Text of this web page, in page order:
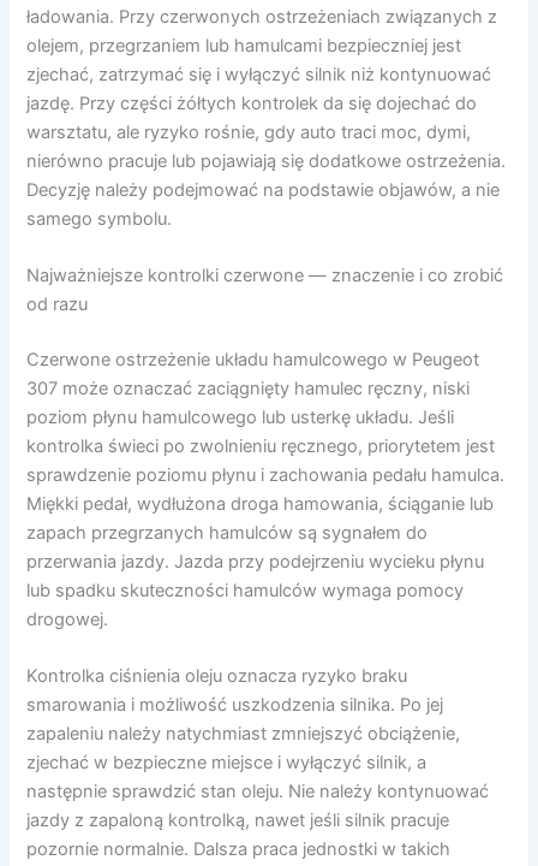
ładowania. Przy czerwonych ostrzeżeniach związanych z
olejem, przegrzaniem lub hamulcami bezpieczniej jest
zjechać, zatrzymać się i wyłączyć silnik niż kontynuować
jazdę. Przy części żółtych kontrolek da się dojechać do
warsztatu, ale ryzyko rośnie, gdy auto traci moc, dymi,
nierówno pracuje lub pojawiają się dodatkowe ostrzeżenia.
Decyzję należy podejmować na podstawie objawów, a nie
samego symbolu.
Najważniejsze kontrolki czerwone — znaczenie i co zrobić
od razu
Czerwone ostrzeżenie układu hamulcowego w Peugeot
307 może oznaczać zaciągnięty hamulec ręczny, niski
poziom płynu hamulcowego lub usterkę układu. Jeśli
kontrolka świeci po zwolnieniu ręcznego, priorytetem jest
sprawdzenie poziomu płynu i zachowania pedału hamulca.
Miękki pedał, wydłużona droga hamowania, ściąganie lub
zapach przegrzanych hamulców są sygnałem do
przerwania jazdy. Jazda przy podejrzeniu wycieku płynu
lub spadku skuteczności hamulców wymaga pomocy
drogowej.
Kontrolka ciśnienia oleju oznacza ryzyko braku
smarowania i możliwość uszkodzenia silnika. Po jej
zapaleniu należy natychmiast zmniejszyć obciążenie,
zjechać w bezpieczne miejsce i wyłączyć silnik, a
następnie sprawdzić stan oleju. Nie należy kontynuować
jazdy z zapaloną kontrolką, nawet jeśli silnik pracuje
pozornie normalnie. Dalsza praca jednostki w takich